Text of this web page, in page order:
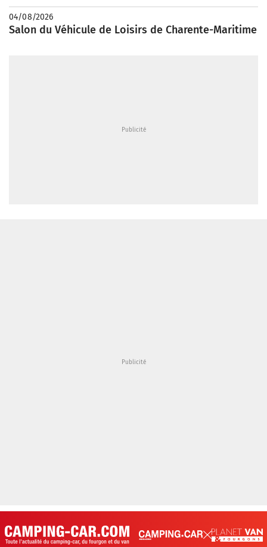
04/08/2026
Salon du Véhicule de Loisirs de Charente-Maritime